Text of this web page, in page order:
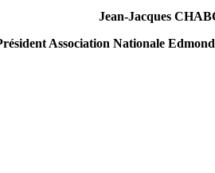
Jean-Jacques
Association Nationale